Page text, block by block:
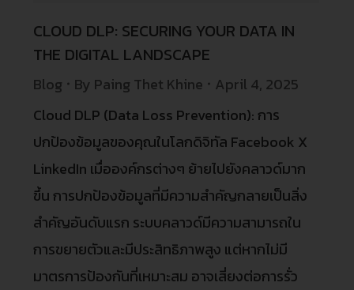
CLOUD DLP: SECURING YOUR DATA IN
THE DIGITAL LANDSCAPE
Blog By Paing Thet Khine
April 4, 2025
Cloud DLP (Data Loss Prevention): การ
ปกป้องข้อมูลของคุณในโลกดิจิทัล Facebook X
LinkedIn เมื่อองค์กรต่างๆ ย้ายไปยังคลาวด์มาก
ขึ้น การปกป้องข้อมูลที่มีความสำคัญกลายเป็นสิ่ง
สำคัญอันดับแรก ระบบคลาวด์มีความสามารถใน
การขยายตัวและมีประสิทธิภาพสูง แต่หากไม่มี
มาตรการป้องกันที่เหมาะสม อาจเสี่ยงต่อการรั่ว